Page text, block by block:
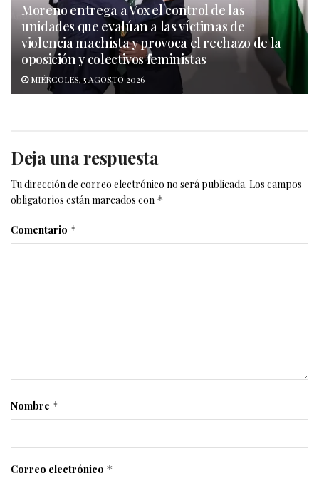
Moreno entrega a Vox el control de las
unidades que evalúan a las víctimas de
violencia machista y provoca el rechazo de la
oposición y colectivos feministas
MIÉRCOLES, 5 AGOSTO 2026
Deja una respuesta
Tu dirección de correo electrónico no será publicada. Los campos
obligatorios están marcados con *
Comentario *
Nombre *
Correo electrónico *